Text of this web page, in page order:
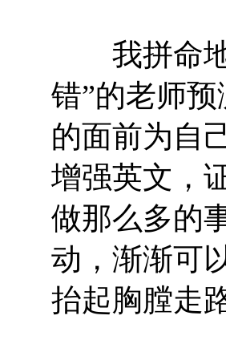
我拼命地
错”的老师
的面前为自
增强英文，
做那么多的
动，渐渐可
抬起胸膛